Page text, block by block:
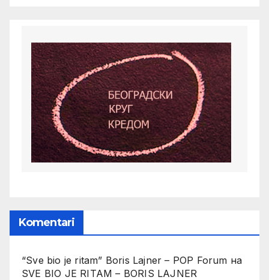
Komentari
“Sve bio je ritam” Boris Lajner – POP Forum на
SVE BIO JE RITAM – BORIS LAJNER